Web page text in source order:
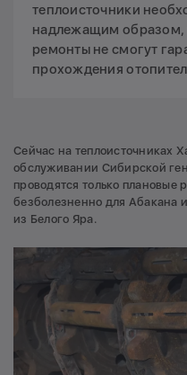
теплоисточники
надлежащим образом,
ремонты не смогут
прохождения
Сейчас на теплоисточниках
обслуживании Сибирской
проводятся только плановые
безболезненно для Абакана
из Белого Яра.